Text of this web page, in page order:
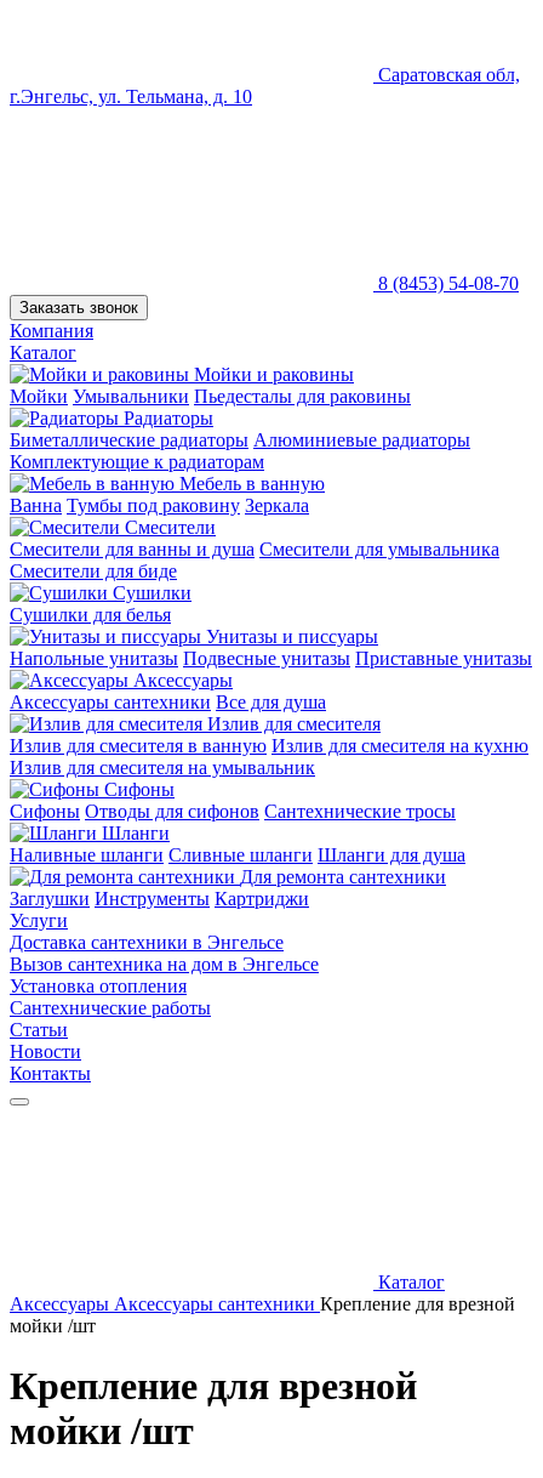
Саратовская обл,
г.Энгельс, ул. Тельмана, д. 10
8 (8453) 54-08-70
Заказать звонок
Компания
Каталог
Мойки и раковины
Мойки Умывальники Пьедесталы для раковины
Радиаторы
Биметаллические радиаторы Алюминиевые радиаторы
Комплектующие к радиаторам
Мебель в ванную
Ванна Тумбы под раковину Зеркала
Смесители
Смесители для ванны и душа Смесители для умывальника
Смесители для биде
Сушилки
Сушилки для белья
Унитазы и писсуары
Напольные унитазы Подвесные унитазы Приставные унитазы
Аксессуары
Аксессуары сантехники Все для душа
Излив для смесителя
Излив для смесителя в ванную Излив для смесителя на кухню
Излив для смесителя на умывальник
Сифоны
Сифоны Отводы для сифонов Сантехнические тросы
Шланги
Наливные шланги Сливные шланги Шланги для душа
Для ремонта сантехники
Заглушки Инструменты Картриджи
Услуги
Доставка сантехники в Энгельсе
Вызов сантехника на дом в Энгельсе
Установка отопления
Сантехнические работы
Статьи
Новости
Контакты
Каталог
Аксессуары Аксессуары сантехники Крепление для врезной
мойки /шт
Крепление для врезной
мойки /шт